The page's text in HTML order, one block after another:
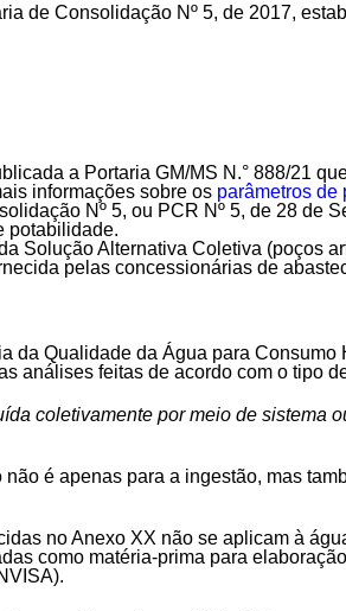
de Consolidação Nº 5, de 2017,
a Portaria GM/MS N.° 888/21
informações sobre os parâmetros de
Nº 5, ou PCR Nº 5, de 28
potabilidade.
Solução Alternativa Coletiva (poços
pelas concessionárias de
da Qualidade da Água para
análises feitas de acordo com o tipo
coletivamente por meio de
é apenas para a ingestão, mas
no Anexo XX não se aplicam à
como matéria-prima para